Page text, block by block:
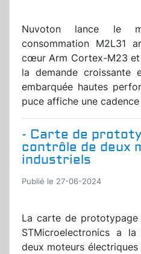
Nuvoton lance le
consommation M2L31
cœur Arm Cortex-M23
la demande croissante
embarquée hautes
puce affiche une cadence
- Carte de
contrôle de deux
industriels
Publié le 27-06-2024
La carte de prototypage
STMicroelectronics a
deux moteurs